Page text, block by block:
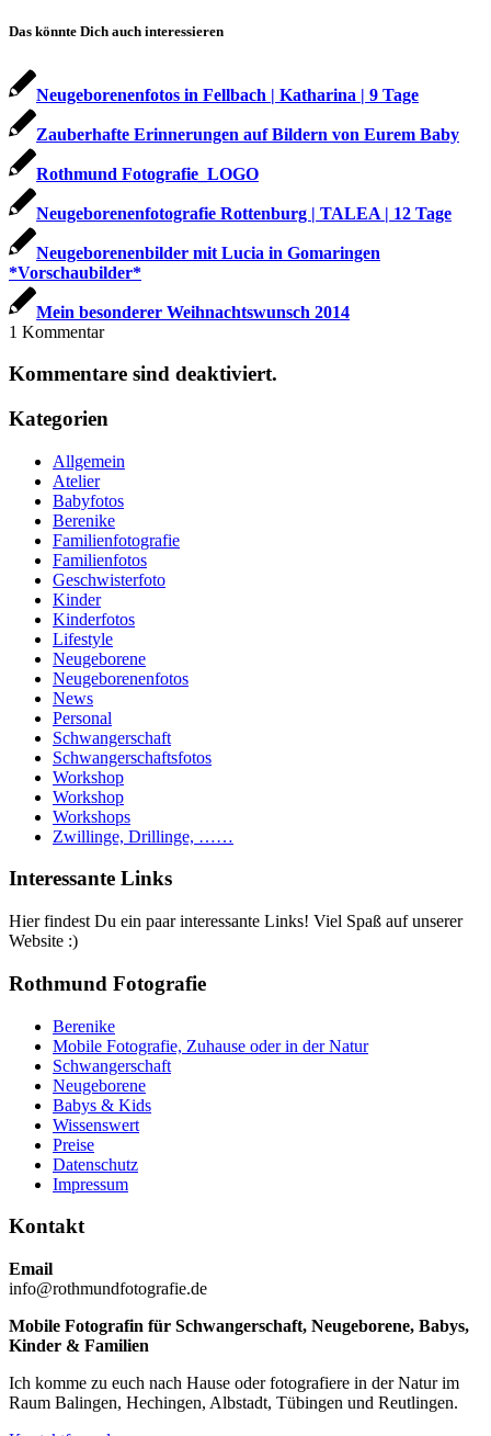
Das könnte Dich auch interessieren
Neugeborenenfotos in Fellbach | Katharina | 9 Tage
Zauberhafte Erinnerungen auf Bildern von Eurem Baby
Rothmund Fotografie_LOGO
Neugeborenenfotografie Rottenburg | TALEA | 12 Tage
Neugeborenenbilder mit Lucia in Gomaringen
*Vorschaubilder*
Mein besonderer Weihnachtswunsch 2014
1 Kommentar
Kommentare sind deaktiviert.
Kategorien
Allgemein
Atelier
Babyfotos
Berenike
Familienfotografie
Familienfotos
Geschwisterfoto
Kinder
Kinderfotos
Lifestyle
Neugeborene
Neugeborenenfotos
News
Personal
Schwangerschaft
Schwangerschaftsfotos
Workshop
Workshop
Workshops
Zwillinge, Drillinge, ……
Interessante Links
Hier findest Du ein paar interessante Links! Viel Spaß auf unserer
Website :)
Rothmund Fotografie
Berenike
Mobile Fotografie, Zuhause oder in der Natur
Schwangerschaft
Neugeborene
Babys & Kids
Wissenswert
Preise
Datenschutz
Impressum
Kontakt
Email
info@rothmundfotografie.de
Mobile Fotografin für Schwangerschaft, Neugeborene, Babys,
Kinder & Familien
Ich komme zu euch nach Hause oder fotografiere in der Natur im
Raum Balingen, Hechingen, Albstadt, Tübingen und Reutlingen.